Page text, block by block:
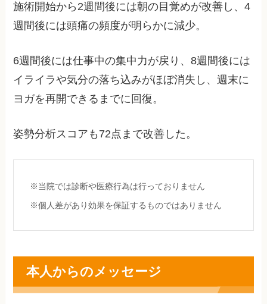
施術開始から2週間後には朝の目覚めが改善し、4
週間後には頭痛の頻度が明らかに減少。
6週間後には仕事中の集中力が戻り、8週間後には
イライラや気分の落ち込みがほぼ消失し、週末に
ヨガを再開できるまでに回復。
姿勢分析スコアも72点まで改善した。
※当院では診断や医療行為は行っておりません
※個人差があり効果を保証するものではありません
本人からのメッセージ